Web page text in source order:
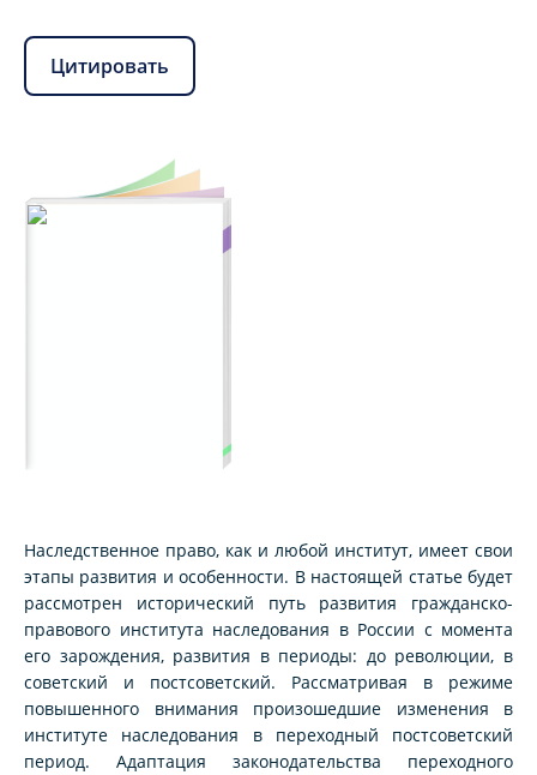
Цитировать
Наследственное право, как и любой институт, имеет свои
этапы развития и особенности. В настоящей статье будет
рассмотрен исторический путь развития гражданско-
правового института наследования в России с момента
его зарождения, развития в периоды: до революции, в
советский и постсоветский. Рассматривая в режиме
повышенного внимания произошедшие изменения в
институте наследования в переходный постсоветский
период. Адаптация законодательства переходного